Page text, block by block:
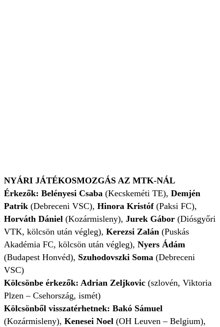
NYÁRI JÁTÉKOSMOZGÁS AZ MTK-NÁL
Érkezők: Belényesi Csaba (Kecskeméti TE), Demjén
Patrik (Debreceni VSC), Hinora Kristóf(Paksi FC),
Horváth Dániel (Kozármisleny), Jurek Gábor (Diósgyőri
VTK, kölcsön után végleg), Kerezsi Zalán (Puskás
Akadémia FC, kölcsön után végleg), Nyers Ádám
(Budapest Honvéd), Szuhodovszki Soma (Debreceni
VSC)
Kölcsönbe érkezők: Adrian Zeljkovic (szlovén, Viktoria
Plzen – Csehország, ismét)
Kölcsönből visszatérhetnek: Bakó Sámuel
(Kozármisleny), Kenesei Noel (OH Leuven – Belgium),